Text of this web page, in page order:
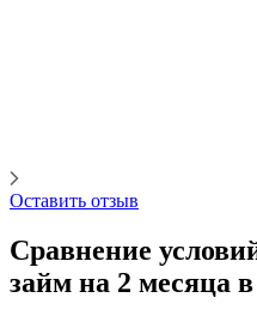
Оставить отзыв
Сравнение
займ на 2 месяца в